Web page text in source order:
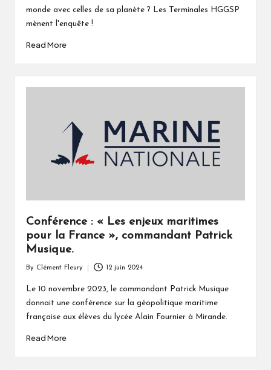
monde avec celles de sa planète ? Les Terminales HGGSP
mènent l'enquête !
Read More
Conférence : « Les enjeux maritimes
pour la France », commandant Patrick
Musique.
by
By Clément Fleury 12 juin 2024
Le 10 novembre 2023, le commandant Patrick Musique
donnait une conférence sur la géopolitique maritime
française aux élèves du lycée Alain Fournier à Mirande.
Read More